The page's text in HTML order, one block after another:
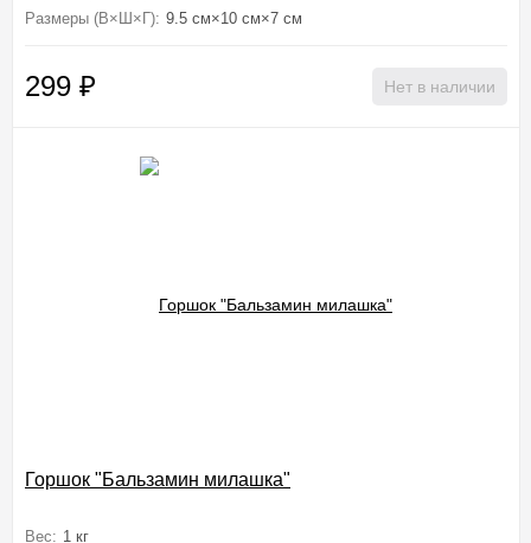
Размеры (В×Ш×Г): 9.5 см×10 см×7 см
299 ₽ Нет в наличии
Горшок "Бальзамин милашка"
Вес: 1 кг